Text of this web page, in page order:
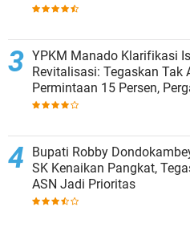
YPKM Manado Klarifikasi
Revitalisasi: Tegaskan Tak
Permintaan 15 Persen,
Kepsek Murni Sesuai Aturan
Bupati Robby
SK Kenaikan Pangkat,
ASN Jadi Prioritas